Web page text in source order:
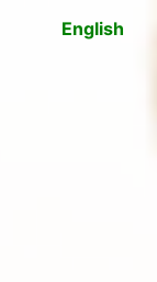
English